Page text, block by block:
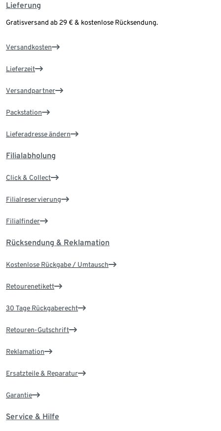
Lieferung
Gratisversand ab 29 € & kostenlose Rücksendung.
Versandkosten
Lieferzeit
Versandpartner
Packstation
Lieferadresse ändern
Filialabholung
Click & Collect
Filialreservierung
Filialfinder
Rücksendung & Reklamation
Kostenlose Rückgabe / Umtausch
Retourenetikett
30 Tage Rückgaberecht
Retouren-Gutschrift
Reklamation
Ersatzteile & Reparatur
Garantie
Service & Hilfe